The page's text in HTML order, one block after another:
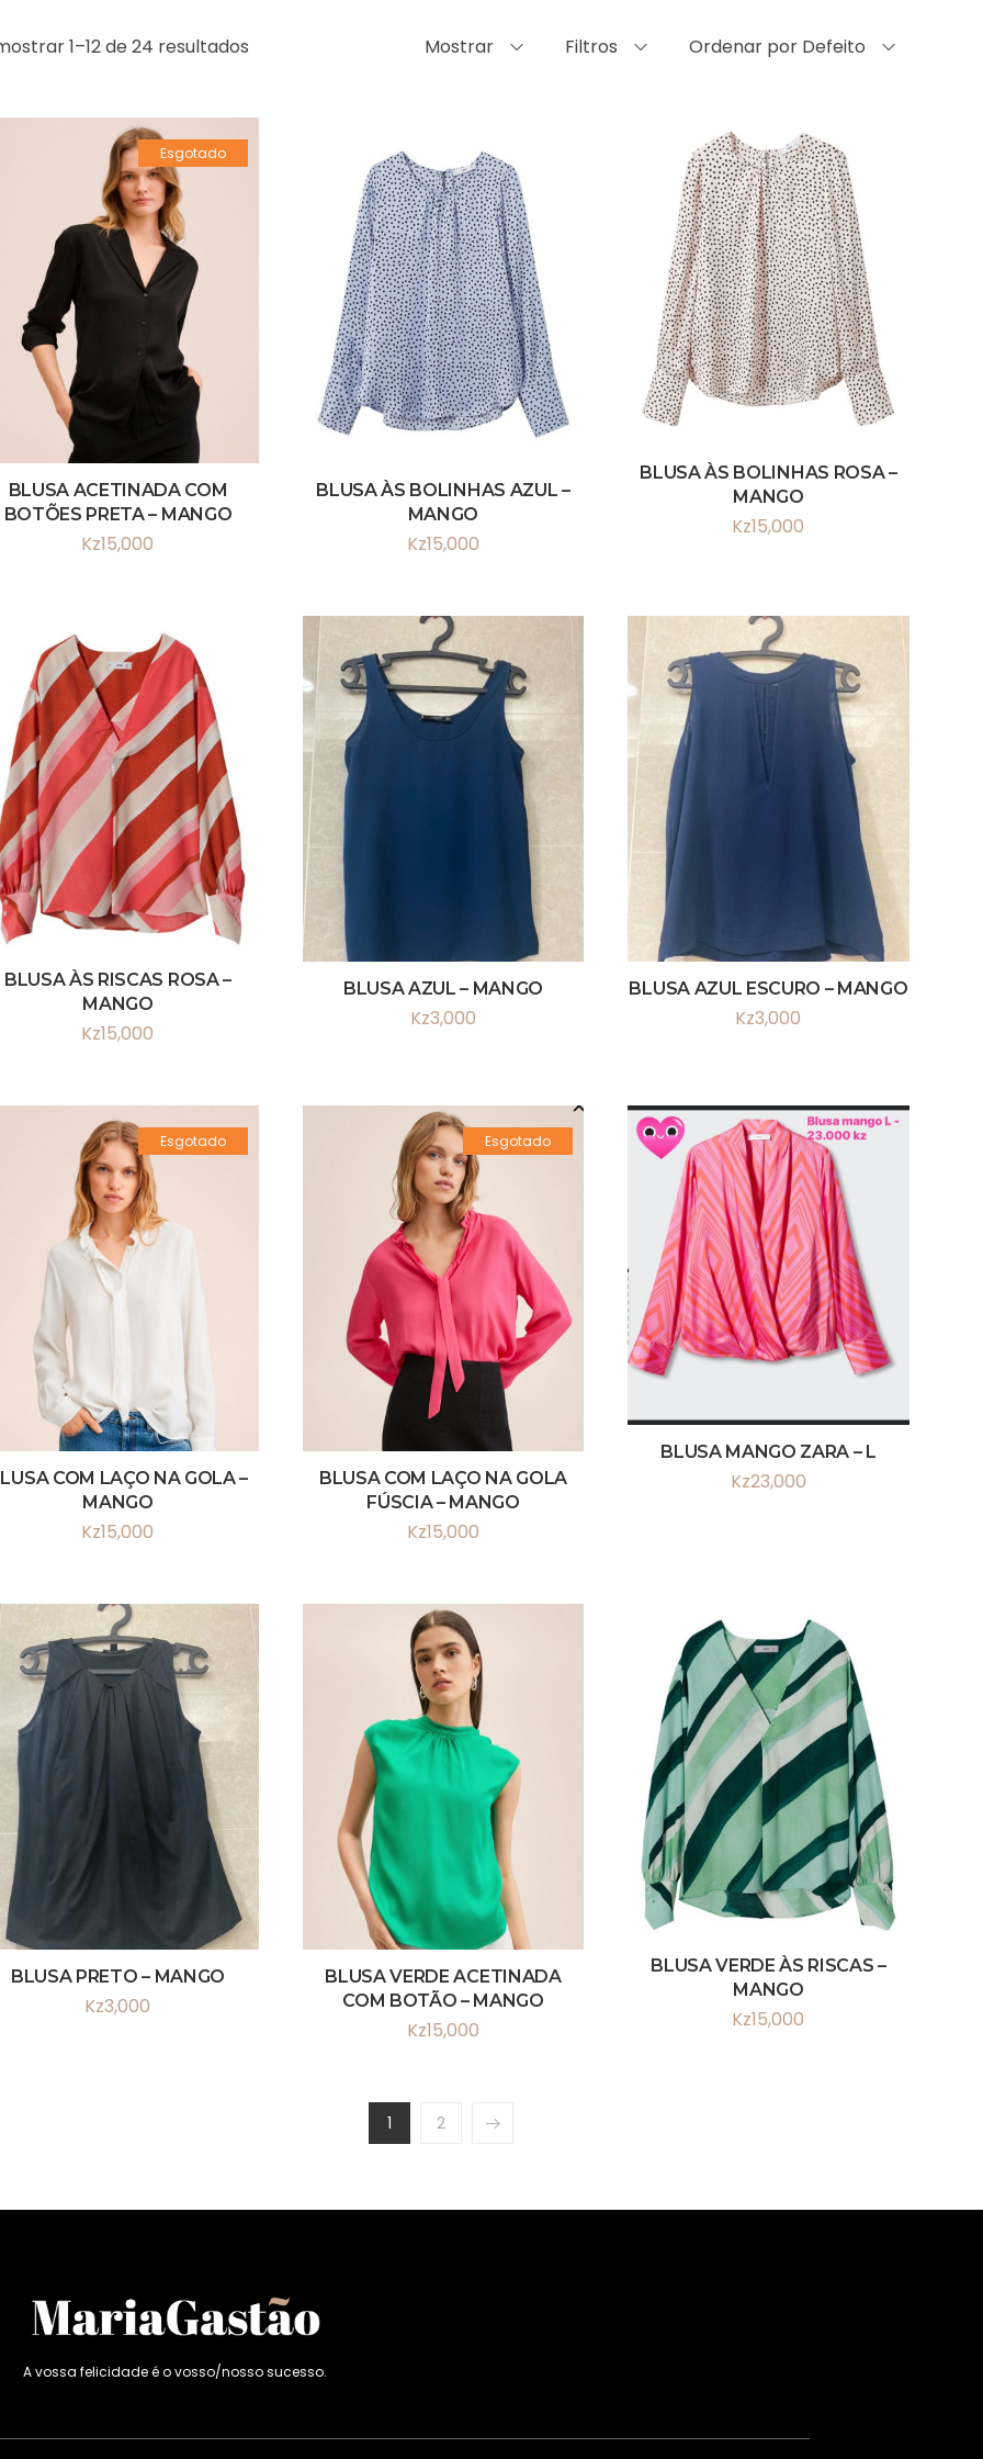
1–12 de 24 resultados Mostrar Filtros Ordenar por Defeito
Esgotado
BLUSA ACETINADA COM
BOTÕES PRETA – MANGO
Kz15,000
BLUSA ÀS BOLINHAS AZUL –
MANGO
Kz15,000
BLUSA ÀS BOLINHAS ROSA –
MANGO
Kz15,000
BLUSA ÀS RISCAS ROSA –
MANGO
Kz15,000
BLUSA AZUL – MANGO
Kz3,000
BLUSA AZUL ESCURO – MANGO
Kz3,000
Esgotado
COM LAÇO NA GOLA –
MANGO
Kz15,000
Esgotado
BLUSA COM LAÇO NA GOLA
FÚSCIA – MANGO
Kz15,000
BLUSA MANGO ZARA – L
Kz23,000
BLUSA PRETO – MANGO
Kz3,000
BLUSA VERDE ACETINADA
COM BOTÃO – MANGO
Kz15,000
BLUSA VERDE ÀS RISCAS –
MANGO
Kz15,000
1 2
A vossa felicidade é o vosso/nosso sucesso.